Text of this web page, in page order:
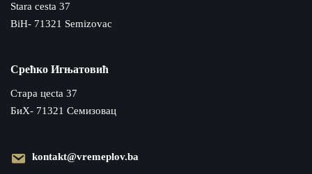
Stara cesta 37
BiH- 71321 Semizovac
Срећко Игњатовић
Cтара цecta 37
БиХ- 71321 Семизовац
kontakt@vremeplov.ba